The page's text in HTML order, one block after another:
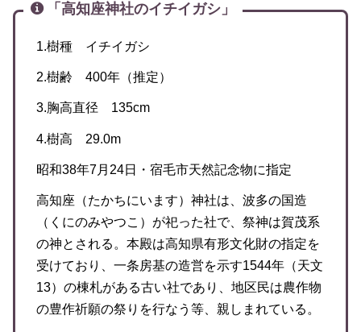
「高知座神社のイチイガシ」
1.樹種 イチイガシ
2.樹齢 400年（推定）
3.胸高直径 135cm
4.樹高 29.0m
昭和38年7月24日・宿毛市天然記念物に指定
高知座（たかちにいます）神社は、波多の国造
（くにのみやつこ）が祀った社で、祭神は賀茂系
の神とされる。本殿は高知県有形文化財の指定を
受けており、一条房基の造営を示す1544年（天文
13）の棟札がある古い社であり、地区民は農作物
の豊作祈願の祭りを行なう等、親しまれている。